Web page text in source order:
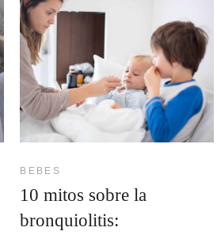
BEBES
10 mitos sobre la
bronquiolitis: